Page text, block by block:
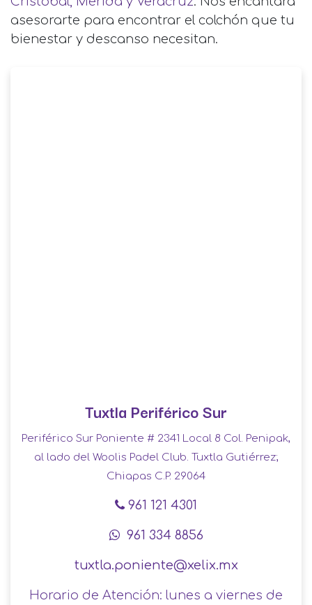
asesorarte para encontrar el colchón que tu
bienestar y descanso necesitan.
Tuxtla Periférico Sur
Periférico Sur Poniente # 2341 Local 8 Col. Penipak,
al lado del Woolis Padel Club. Tuxtla Gutiérrez;
Chiapas C.P. 29064
961 121 4301
961 334 8856
tuxtla.poniente@xelix.mx
Horario de Atención: lunes a viernes de